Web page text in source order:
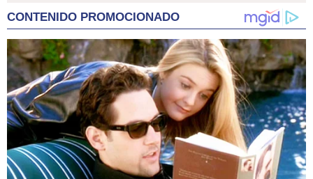
CONTENIDO PROMOCIONADO